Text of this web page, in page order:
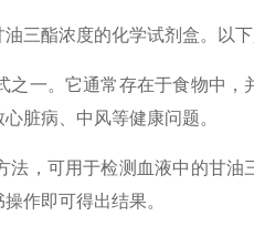
酯浓度的化学试剂盒。以下
一。它通常存在于食物中，
脏病、中风等健康问题。
法，可用于检测血液中的甘
作即可得出结果。